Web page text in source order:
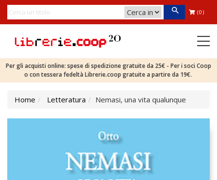
(0)
Per gli acquisti online: spese di spedizione gratuite da 25€ - Per i soci Coop
o con tessera fedeltà Librerie.coop gratuite a partire da 19€.
Home Letteratura Nemasi, una vita qualunque